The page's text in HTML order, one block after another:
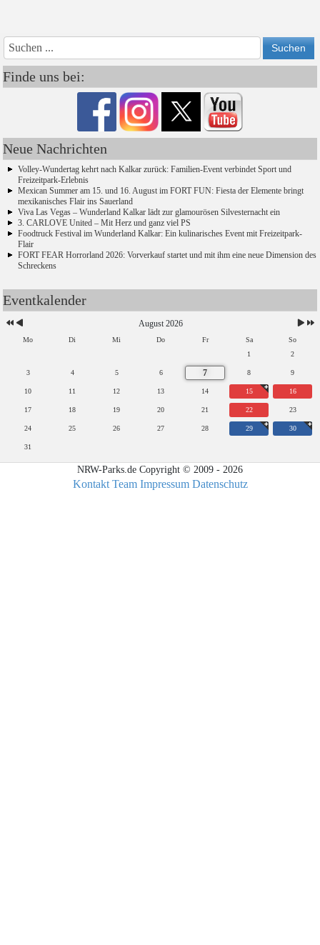
Finde uns bei:
Neue Nachrichten
Volley-Wundertag kehrt nach Kalkar zurück: Familien-Event verbindet Sport und
Freizeitpark-Erlebnis
Mexican Summer am 15. und 16. August im FORT FUN: Fiesta der Elemente bringt
mexikanisches Flair ins Sauerland
Viva Las Vegas – Wunderland Kalkar lädt zur glamourösen Silvesternacht ein
3. CARLOVE United – Mit Herz und ganz viel PS
Foodtruck Festival im Wunderland Kalkar: Ein kulinarisches Event mit Freizeitpark-
Flair
FORT FEAR Horrorland 2026: Vorverkauf startet und mit ihm eine neue Dimension des
Schreckens
Eventkalender
Jahr Monat
Jahr
Monat
August 2026
Mo Di Mi Do Fr Sa
So
1
2
3 4 5 6 7 8 9
10 11 12 13 14 15 16
17 18 19 20 21 22 23
24 25 26 27 28 29 30
31
NRW-Parks.de Copyright © 2009 - 2026
Kontakt Team Impressum Datenschutz